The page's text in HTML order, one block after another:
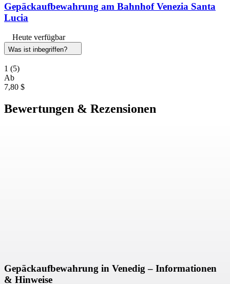
Gepäckaufbewahrung am Bahnhof Venezia Santa
Lucia
Heute verfügbar
Was ist inbegriffen?
1 (5)
Ab
7,80 $
Bewertungen & Rezensionen
Gepäckaufbewahrung in Venedig – Informationen
& Hinweise